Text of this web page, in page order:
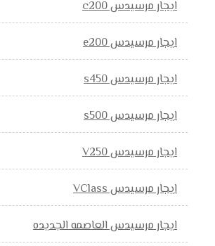
ايجار مرسيدس c200
ايجار مرسيدس e200
ايجار مرسيدس s450
ايجار مرسيدس s500
ايجار مرسيدس V250
ايجار مرسيدس VClass
ايجار مرسيدس العاصمه الجديده